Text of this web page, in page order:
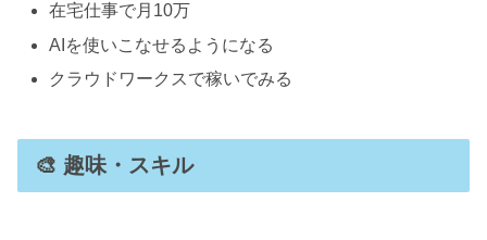
在宅仕事で月10万
AIを使いこなせるようになる
クラウドワークスで稼いでみる
🎨 趣味・スキル